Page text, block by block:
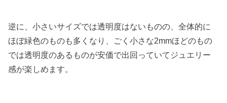
逆に、小さいサイズでは透明度はないものの、全体的に
ほぼ緑色のものも多くなり、ごく小さな2mmほどのもの
では透明度のあるものが安価で出回っていてジュエリー
感が楽しめます。